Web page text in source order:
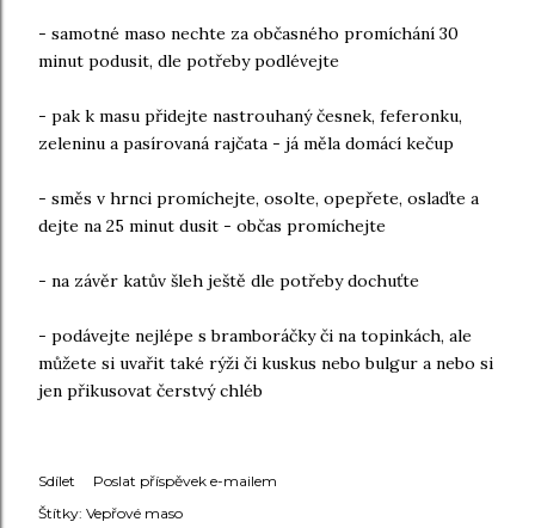
- samotné maso nechte za občasného promíchání 30
minut podusit, dle potřeby podlévejte
- pak k masu přidejte nastrouhaný česnek, feferonku,
zeleninu a pasírovaná rajčata - já měla domácí kečup
- směs v hrnci promíchejte, osolte, opepřete, oslaďte a
dejte na 25 minut dusit - občas promíchejte
- na závěr katův šleh ještě dle potřeby dochuťte
- podávejte nejlépe s bramboráčky či na topinkách, ale
můžete si uvařit také rýži či kuskus nebo bulgur a nebo si
jen přikusovat čerstvý chléb
Sdílet
Poslat příspěvek e-mailem
Štítky: Vepřové maso